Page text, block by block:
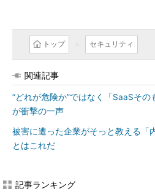
トップ セキュリティ
関連記事
“どれが危険か”ではなく「SaaSそ
が衝撃の一声
被害に遭った企業がそっと教える「
とはこれだ
記事ランキング